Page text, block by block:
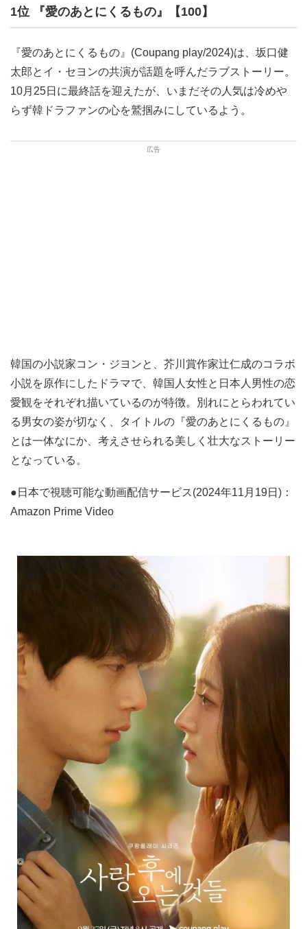
1位 『愛のあとにくるもの』【100】
『愛のあとにくるもの』(Coupang play/2024)は、坂口健
太郎とイ・セヨンの共演が話題を呼んだラブストーリー。
10月25日に最終話を迎えたが、いまだその人気は冷めや
らず韓ドラファンの心を鷲掴みにしているよう。
韓国の小説家コン・ジヨンと、芥川賞作家辻仁成のコラボ
小説を原作にしたドラマで、韓国人女性と日本人男性の恋
愛観をそれぞれ描いているのが特徴。別れにとらわれてい
る男女の姿が切なく、タイトルの『愛のあとにくるもの』
とは一体なにか、考えさせられる美しく壮大なストーリー
となっている。
●日本で視聴可能な動画配信サービス(2024年11月19日)：
Amazon Prime Video